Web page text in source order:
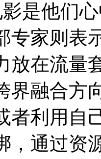
影是他们
专家则表
放在流量
界融合方
者利用自
，通过资